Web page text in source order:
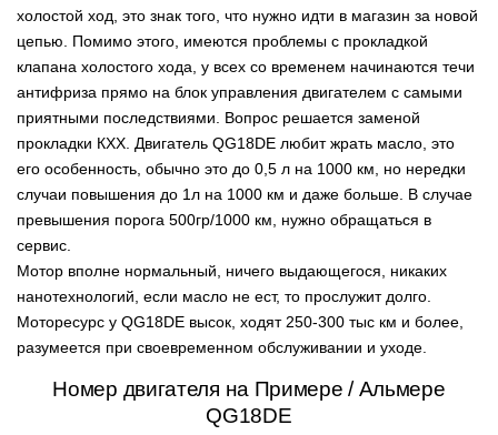
холостой ход, это знак того, что нужно идти в магазин за новой
цепью. Помимо этого, имеются проблемы с прокладкой
клапана холостого хода, у всех со временем начинаются течи
антифриза прямо на блок управления двигателем с самыми
приятными последствиями. Вопрос решается заменой
прокладки КХХ. Двигатель QG18DE любит жрать масло, это
его особенность, обычно это до 0,5 л на 1000 км, но нередки
случаи повышения до 1л на 1000 км и даже больше. В случае
превышения порога 500гр/1000 км, нужно обращаться в
сервис.
Мотор вполне нормальный, ничего выдающегося, никаких
нанотехнологий, если масло не ест, то прослужит долго.
Моторесурс у QG18DE высок, ходят 250-300 тыс км и более,
разумеется при своевременном обслуживании и уходе.
Номер двигателя на Примере / Альмере
QG18DE